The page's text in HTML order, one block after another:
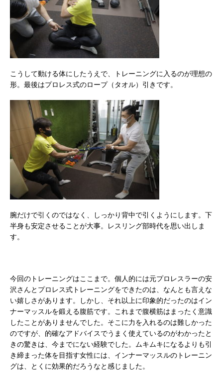
こうして動ける体にしたうえで、トレーニングに入るのが理想の
形。最後はプロレス式のロープ（タオル）引きです。
腕だけで引くのではなく、しっかり背中で引くようにします。下
半身も安定させることが大事。レスリング部時代を思い出しま
す。
今回のトレーニングはここまで。個人的には元プロレスラーの安
沢さんとプロレス式トレーニングをできたのは、なんとも言えな
い嬉しさがあります。しかし、それ以上に印象的だったのはイン
ナーマッスルを鍛える腹筋です。これまで腹横筋はまったく意識
したことがありませんでした。そこに力を入れるのは難しかった
のですが、的確なアドバイスでうまく使えているのがわかったと
きの驚きは、今までにない経験でした。ムキムキになるよりも引
き締まった体を目指す女性には、インナーマッスルのトレーニン
グは、とくに効果的だろうなと感じました。